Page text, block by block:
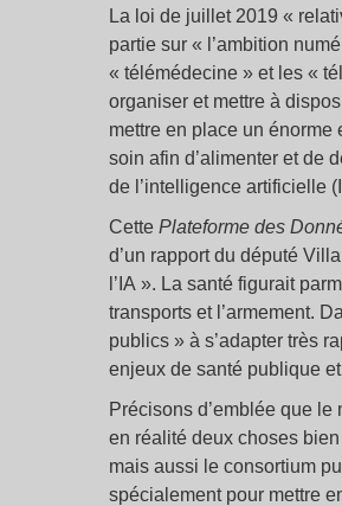
La loi de juillet 2019 «
partie sur « l’ambition
« télémédecine » et les «
organiser et mettre à
mettre en place un
soin afin d’alimenter et de
de l’intelligence artificielle
Cette Plateforme des
d’un rapport du député
l’IA ». La santé figurait
transports et l’armement.
publics » à s’adapter très
enjeux de santé publique
Précisons d’emblée que le
en réalité deux choses
mais aussi le consortium
spécialement pour mettre